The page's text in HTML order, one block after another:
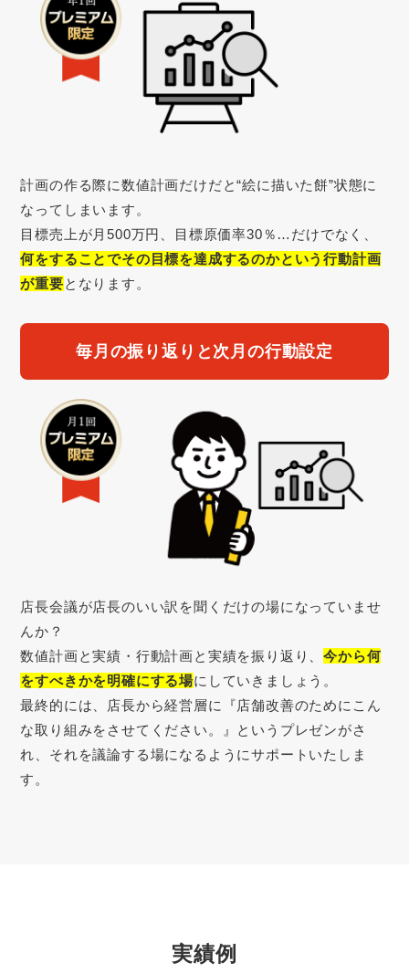
計画の作る際に数値計画だけだと“絵に描いた餅”状態に
なってしまいます。
目標売上が月500万円、目標原価率30％…だけでなく、
何をすることでその目標を達成するのかという行動計画
が重要となります。
毎月の振り返りと次月の行動設定
店長会議が店長のいい訳を聞くだけの場になっていませ
んか？
数値計画と実績・行動計画と実績を振り返り、今から何
をすべきかを明確にする場にしていきましょう。
最終的には、店長から経営層に『店舗改善のためにこん
な取り組みをさせてください。』というプレゼンがさ
れ、それを議論する場になるようにサポートいたしま
す。
実績例